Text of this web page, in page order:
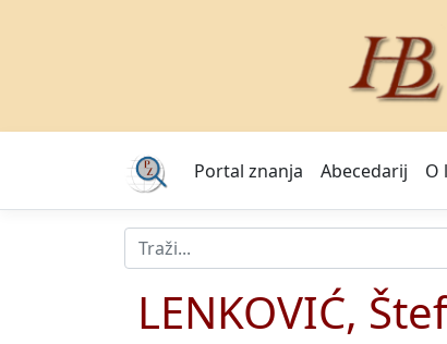
Portal znanja Abecedarij O
LENKOVIĆ,